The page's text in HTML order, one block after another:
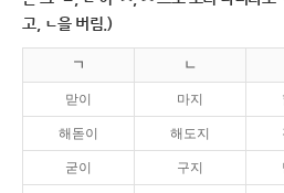
고, ㄴ을 버림.)
ㄱ ㄴ
맏이 마지
해돋이 해도지
굳이 구지